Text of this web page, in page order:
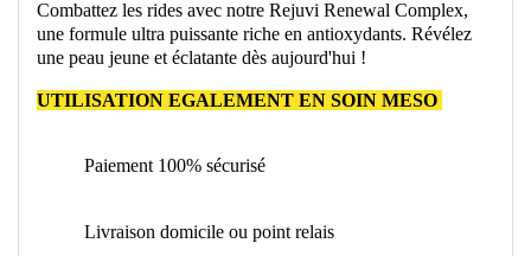
Combattez les rides avec notre Rejuvi Renewal Complex,
une formule ultra puissante riche en antioxydants. Révélez
une peau jeune et éclatante dès aujourd'hui !
UTILISATION EGALEMENT EN SOIN MESO
Paiement 100% sécurisé
Livraison domicile ou point relais